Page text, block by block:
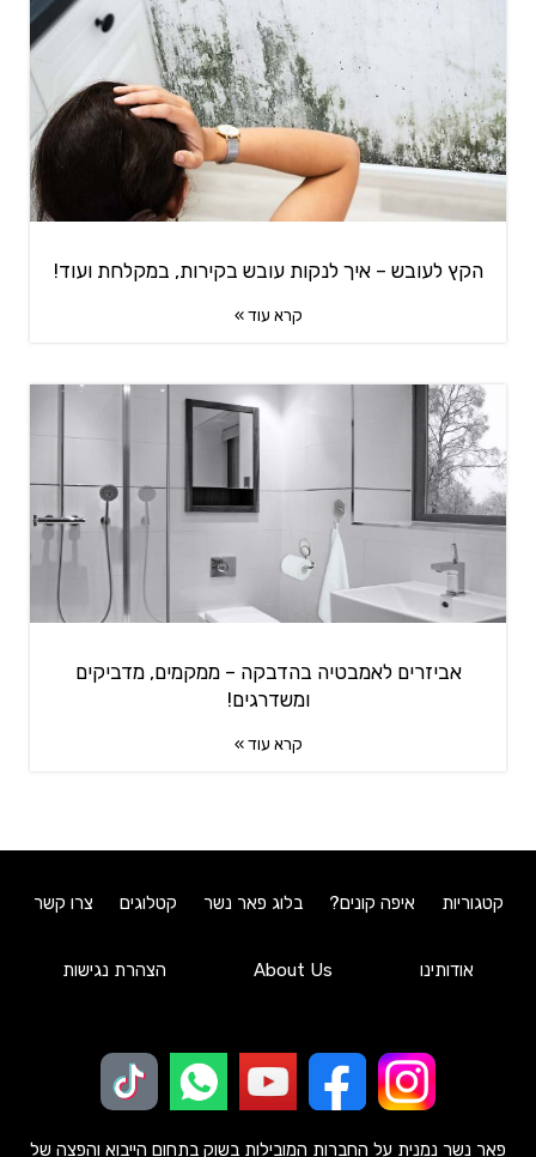
הקץ לעובש – איך לנקות עובש בקירות, במקלחת ועוד!
קרא עוד »
אביזרים לאמבטיה בהדבקה – ממקמים, מדביקים
ומשדרגים!
קרא עוד »
קטגוריות איפה קונים? בלוג פאר נשר קטלוגים צרו קשר
אודותינו About Us הצהרת נגישות
פאר נשר נמנית על החברות המובילות בשוק בתחום הייבוא והפצה של